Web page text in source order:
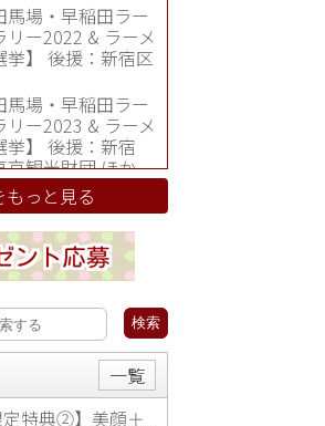
馬場・早稲田ラー
リー2022 & ラーメ
挙】 後援：新宿区
馬場・早稲田ラー
リー2023 & ラーメ
挙】 後援：新宿
京観光財団 ほか
もっと見る
一覧
定特典②】美顔＋